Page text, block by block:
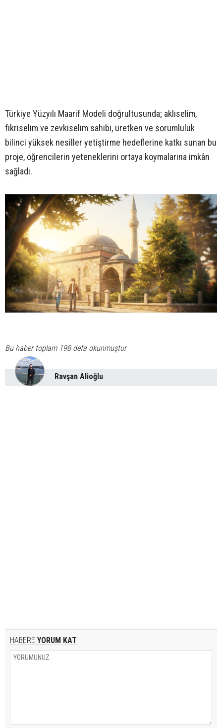
Türkiye Yüzyılı Maarif Modeli doğrultusunda; aklıselim,
fikriselim ve zevkiselim sahibi, üretken ve sorumluluk
bilinci yüksek nesiller yetiştirme hedeflerine katkı sunan bu
proje, öğrencilerin yeteneklerini ortaya koymalarına imkân
sağladı.
Bu haber toplam 198 defa okunmuştur
Ravşan Alioğlu
HABERE YORUM KAT